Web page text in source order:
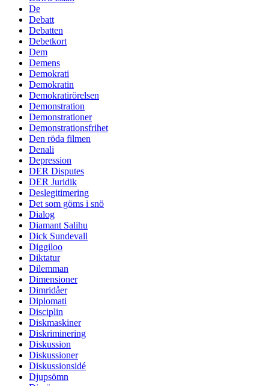
De
Debatt
Debatten
Debetkort
Dem
Demens
Demokrati
Demokratin
Demokratirörelsen
Demonstration
Demonstrationer
Demonstrationsfrihet
Den röda filmen
Denali
Depression
DER Disputes
DER Juridik
Deslegitimering
Det som göms i snö
Dialog
Diamant Salihu
Dick Sundevall
Diggiloo
Diktatur
Dilemman
Dimensioner
Dimridåer
Diplomati
Disciplin
Diskmaskiner
Diskriminering
Diskussion
Diskussioner
Diskussionsidé
Djupsömn